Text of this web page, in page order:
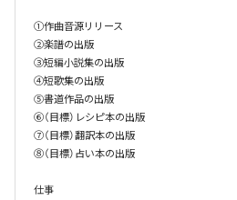
①作曲音源リリース
②楽譜の出版
③短編小説集の出版
④短歌集の出版
⑤書道作品の出版
⑥（目標）レシピ本の出版
⑦（目標）翻訳本の出版
⑧（目標）占い本の出版
仕事